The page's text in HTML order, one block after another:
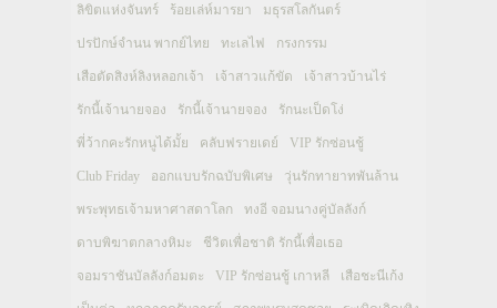
ลิขิตแห่งจันทร์ ร้อยเล่ห์มารยา มธุรสโลกันตร์
ปรปักษ์จำนน พากย์ไทย ทะเลไฟ กรงกรรม
เสือตัดสิงห์ลิงหลอกเจ้า เจ้าสาวแก้ขัด เจ้าสาวบ้านไร่
รักนี้เจ้านายจอง รักนี้เจ้านายจอง รักนะเป็ดโง่
พี่ว้ากคะรักหนูได้มั้ย คลับฟรายเดย์ VIP รักซ่อนชู้
Club Friday ออกแบบรักฉบับพิเศษ วุ่นรักทายาทพันล้าน
พระพุทธเจ้ามหาศาสดาโลก ทงอี จอมนางคู่บัลลังก์
ดาบพิฆาตกลางหิมะ ชีวิตเพื่อชาติ รักนี้เพื่อเธอ
จอมราชันบัลลังก์อมตะ VIP รักซ่อนชู้ เกาหลี เสือชะนีเก้ง